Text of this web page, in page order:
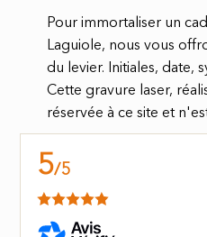
Pour immortaliser un
Laguiole, nous vous
du levier. Initiales, date,
Cette gravure laser,
réservée à ce site et
5/5